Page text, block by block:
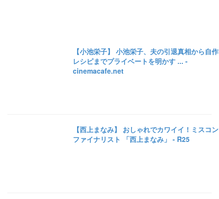
【小池栄子】 小池栄子、夫の引退真相から自作
レシピまでプライベートを明かす ... -
cinemacafe.net
【西上まなみ】 おしゃれでカワイイ！ミスコン
ファイナリスト 「西上まなみ」 - R25